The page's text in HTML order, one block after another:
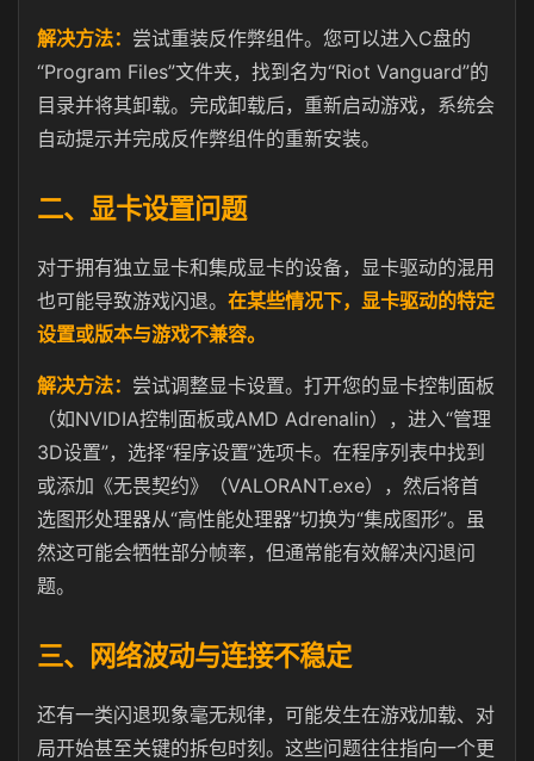
解决方法： 尝试重装反作弊组件。您可以进入C盘的
“Program Files”文件夹，找到名为“Riot Vanguard”的
目录并将其卸载。完成卸载后，重新启动游戏，系统会
自动提示并完成反作弊组件的重新安装。
二、显卡设置问题
对于拥有独立显卡和集成显卡的设备，显卡驱动的混用
也可能导致游戏闪退。 在某些情况下，显卡驱动的特定
设置或版本与游戏不兼容。
解决方法： 尝试调整显卡设置。打开您的显卡控制面板
（如NVIDIA控制面板或AMD Adrenalin），进入“管理
3D设置”，选择“程序设置”选项卡。在程序列表中找到
或添加《无畏契约》（VALORANT.exe），然后将首
选图形处理器从“高性能处理器”切换为“集成图形”。虽
然这可能会牺牲部分帧率，但通常能有效解决闪退问
题。
三、网络波动与连接不稳定
还有一类闪退现象毫无规律，可能发生在游戏加载、对
局开始甚至关键的拆包时刻。这些问题往往指向一个更